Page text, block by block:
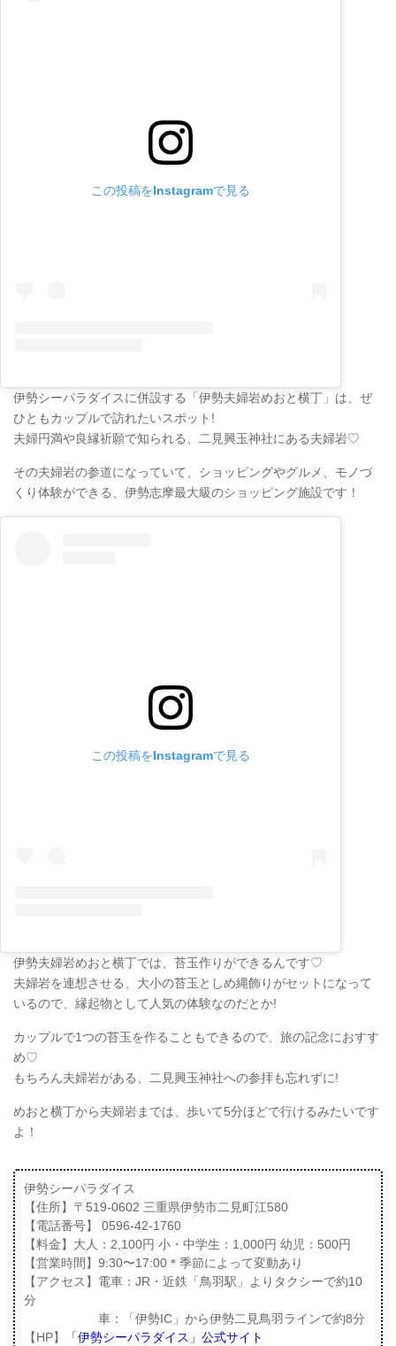
この投稿をInstagramで見る
伊勢シーパラダイスに併設する「伊勢夫婦岩めおと横丁」は、ぜ
ひともカップルで訪れたいスポット!
夫婦円満や良縁祈願で知られる、二見興玉神社にある夫婦岩♡
その夫婦岩の参道になっていて、ショッピングやグルメ、モノづ
くり体験ができる、伊勢志摩最大級のショッピング施設です！
この投稿をInstagramで見る
伊勢夫婦岩めおと横丁では、苔玉作りができるんです♡
夫婦岩を連想させる、大小の苔玉としめ縄飾りがセットになって
いるので、縁起物として人気の体験なのだとか!
カップルで1つの苔玉を作ることもできるので、旅の記念におすす
め♡
もちろん夫婦岩がある、二見興玉神社への参拝も忘れずに!
めおと横丁から夫婦岩までは、歩いて5分ほどで行けるみたいです
よ！
伊勢シーパラダイス
【住所】〒519-0602 三重県伊勢市二見町江580
【電話番号】 0596-42-1760
【料金】大人：2,100円 小・中学生：1,000円 幼児：500円
【営業時間】9:30〜17:00＊季節によって変動あり
【アクセス】電車：JR・近鉄「鳥羽駅」よりタクシーで約10
分
車：「伊勢IC」から伊勢二見鳥羽ラインで約8分
【HP】
「伊勢シーパラダイス」公式サイト